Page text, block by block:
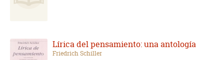
Lírica del pensamiento: una antología
Friedrich Schiller